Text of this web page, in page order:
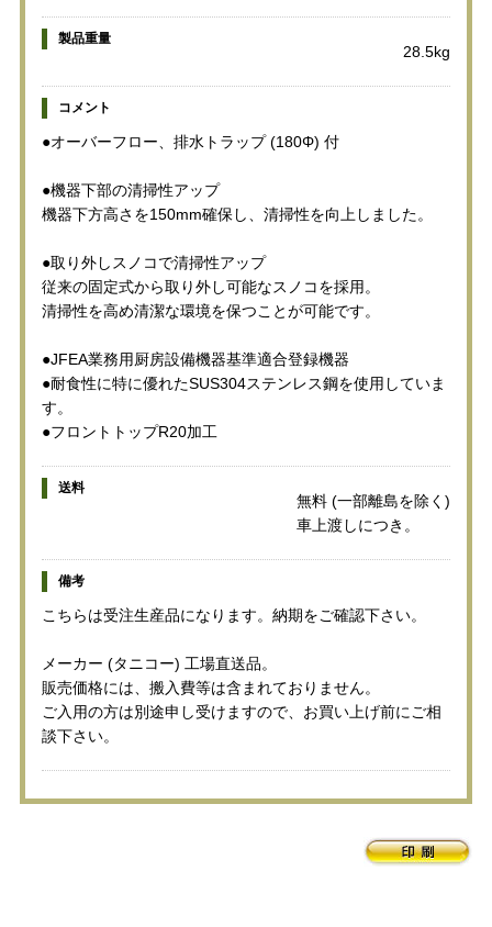
製品重量
28.5kg
コメント
●オーバーフロー、排水トラップ (180Φ) 付
●機器下部の清掃性アップ
機器下方高さを150mm確保し、清掃性を向上しました。
●取り外しスノコで清掃性アップ
従来の固定式から取り外し可能なスノコを採用。
清掃性を高め清潔な環境を保つことが可能です。
●JFEA業務用厨房設備機器基準適合登録機器
●耐食性に特に優れたSUS304ステンレス鋼を使用していま
す。
●フロントトップR20加工
送料
無料 (一部離島を除く)
車上渡しにつき。
備考
こちらは受注生産品になります。納期をご確認下さい。
メーカー (タニコー) 工場直送品。
販売価格には、搬入費等は含まれておりません。
ご入用の方は別途申し受けますので、お買い上げ前にご相
談下さい。